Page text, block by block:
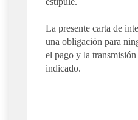
La presente carta de
una obligación para
el pago y la
indicado.